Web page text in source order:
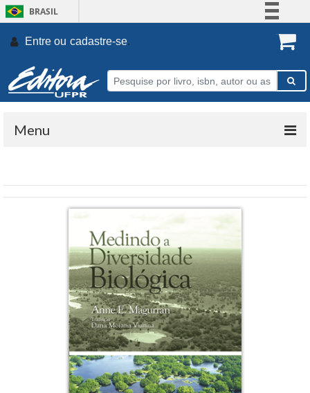
BRASIL
Participe
Entre ou cadastre-se.
Menu